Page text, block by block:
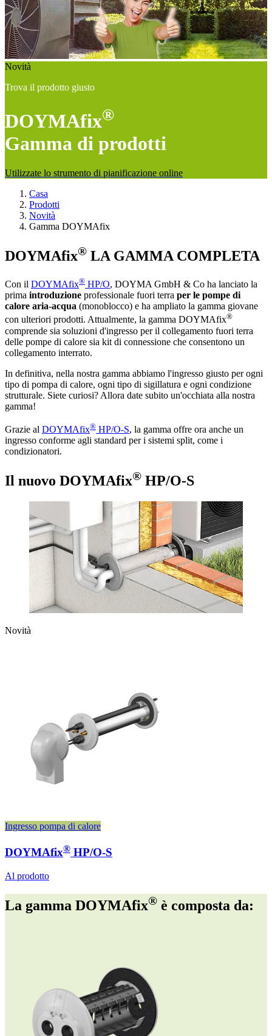
Novità
Trova il prodotto giusto
DOYMAfix®
Gamma di prodotti
Utilizzate lo strumento di pianificazione online
Casa
Prodotti
Novità
Gamma DOYMAfix
DOYMAfix® LA GAMMA COMPLETA
Con il DOYMAfix® HP/O, DOYMA GmbH & Co ha lanciato la
prima introduzione professionale fuori terra per le pompe di
calore aria-acqua (monoblocco) e ha ampliato la gamma giovane
con ulteriori prodotti. Attualmente, la gamma DOYMAfix®
comprende sia soluzioni d'ingresso per il collegamento fuori terra
delle pompe di calore sia kit di connessione che consentono un
collegamento interrato.
In definitiva, nella nostra gamma abbiamo l'ingresso giusto per ogni
tipo di pompa di calore, ogni tipo di sigillatura e ogni condizione
strutturale. Siete curiosi? Allora date subito un'occhiata alla nostra
gamma!
Grazie al DOYMAfix® HP/O-S, la gamma offre ora anche un
ingresso conforme agli standard per i sistemi split, come i
condizionatori.
Il nuovo DOYMAfix® HP/O-S
Novità
Ingresso pompa di calore
DOYMAfix® HP/O-S
Al prodotto
La gamma DOYMAfix® è composta da: